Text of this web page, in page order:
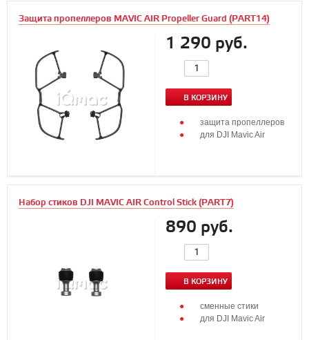
Защита пропеллеров MAVIC AIR Propeller Guard (PART14)
1 290 руб.
В КОРЗИНУ
защита пропеллеров
для DJI Mavic Air
Набор стиков DJI MAVIC AIR Control Stick (PART7)
890 руб.
В КОРЗИНУ
сменные стики
для DJI Mavic Air